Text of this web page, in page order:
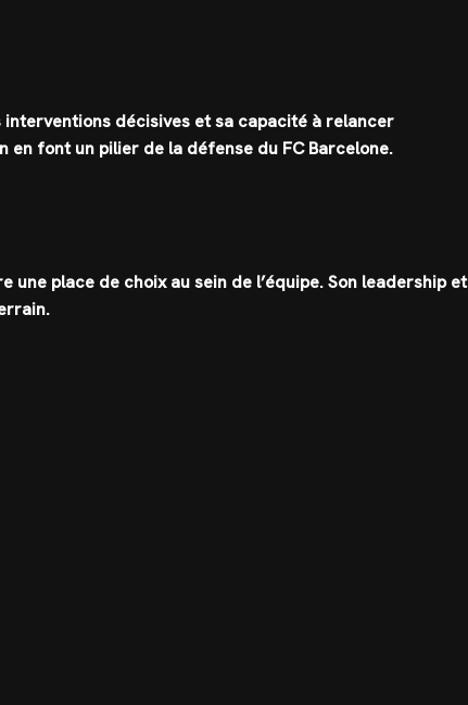
décisives et sa capacité à relancer
en font un pilier de la défense du FC Barcelone.
une place de choix au sein de l’équipe. Son leadership et